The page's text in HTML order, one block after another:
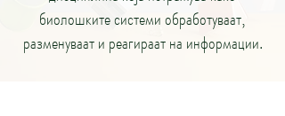
биолошките системи обработуваат,
разменуваат и реагираат на информации.